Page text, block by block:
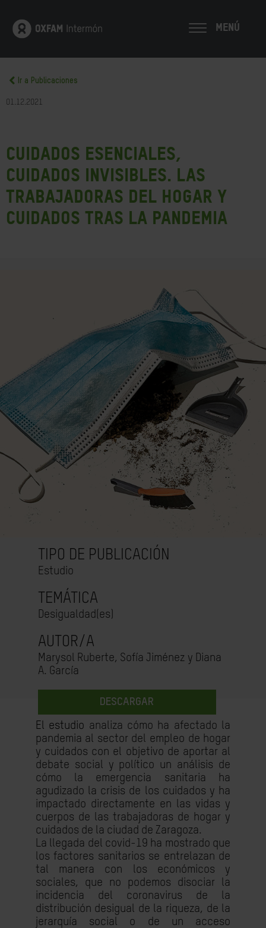
MENÚ
Ir a Publicaciones
01.12.2021
Cuidados esenciales,
cuidados invisibles. Las
trabajadoras del hogar y
cuidados tras la pandemia
TIPO DE PUBLICACIÓN
Estudio
TEMÁTICA
Desigualdad(es)
AUTOR/A
Marysol Ruberte, Sofía Jiménez y Diana
A. García
DESCARGAR
El estudio analiza cómo ha afectado la
pandemia al sector del empleo de hogar
y cuidados con el objetivo de aportar al
debate social y político un análisis de
cómo la emergencia sanitaria ha
agudizado la crisis de los cuidados y ha
impactado directamente en las vidas y
cuerpos de las trabaja­doras de hogar y
cuidados de la ciudad de Zaragoza.
La llegada del covid-19 ha mostrado que
los factores sanitarios se entrelazan de
tal manera con los económicos y
sociales, que no podemos disociar la
incidencia del coronavirus de la
distribución desigual de la riqueza, de la
jerarquía social o de un acceso